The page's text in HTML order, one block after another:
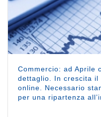
Commercio: ad Aprile
dettaglio. In crescita il
online. Necessario
per una ripartenza